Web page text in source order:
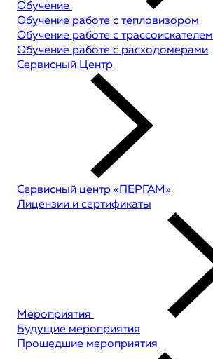
Обучение
Обучение работе с тепловизором
Обучение работе с трассоискателем
Обучение работе с расходомерами
Сервисный Центр
Сервисный центр «ПЕРГАМ»
Лицензии и сертификаты
Мероприятия
Будущие мероприятия
Прошедшие мероприятия